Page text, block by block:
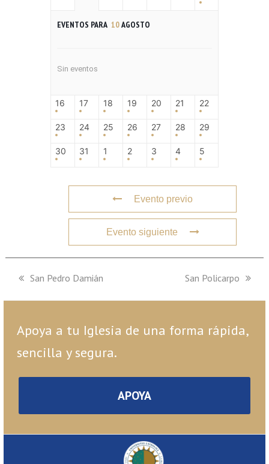
EVENTOS PARA 10AGOSTO
Sin eventos
16 17 18 19 20 21 22
23 24 25 26 27 28 29
30 31 1 2 3 4 5
Evento previo
Evento siguiente
previous
San Pedro Damián
next
San Policarpo
Apoya a tu Iglesia de una forma rápida,
sencilla y segura.
APOYA